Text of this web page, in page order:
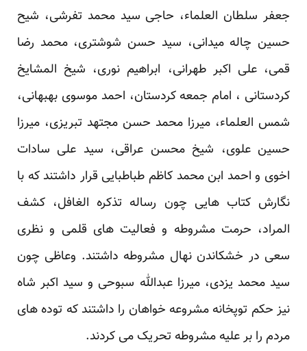
جعفر سلطان العلماء، حاجی سید محمد تفرشی، شیح
حسین چاله میدانی، سید حسن شوشتری، محمد رضا
قمی، علی اکبر طهرانی، ابراهیم نوری، شیخ المشایخ
کردستانی ، امام جمعه کردستان، احمد موسوی بهبهانی،
شمس العلماء، میرزا محمد حسن مجتهد تبریزی، میرزا
حسین علوی، شیخ محسن عراقی، سید علی سادات
اخوی و احمد ابن محمد کاظم طباطبایی قرار داشتند که با
نگارش کتاب هایی چون رساله تذکره الغافل، کشف
المراد، حرمت مشروطه و فعالیت های قلمی و نظری
سعی در خشکاندن نهال مشروطه داشتند. وعاظی چون
سید محمد یزدی، میرزا عبدالله سبوحی و سید اکبر شاه
نیز حکم توپخانه مشروعه خواهان را داشتند که توده های
مردم را بر علیه مشروطه تحریک می کردند.